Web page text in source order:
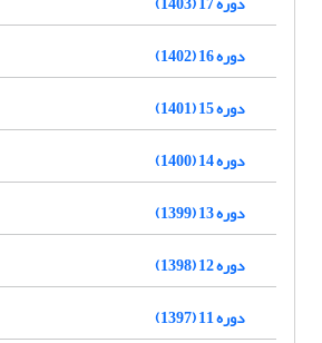
دوره 16 (1402)
دوره 15 (1401)
دوره 14 (1400)
دوره 13 (1399)
دوره 12 (1398)
دوره 11 (1397)